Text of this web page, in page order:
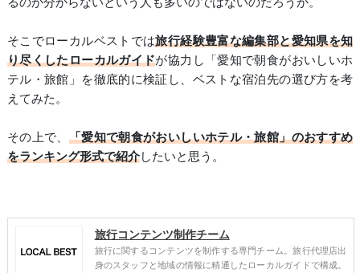
そこでローカルベストでは旅行経験豊富な編集部と愛知県を知
り尽くしたローカルガイドが協力し「愛知で朝食がおいしいホ
テル・旅館」を徹底的に検証し、ベストな宿泊先の選び方を考
えてみた。
その上で、 「愛知で朝食がおいしいホテル・旅館」のおすすめ
をランキング形式で紹介したいと思う。
旅行コンテンツ制作チーム
旅行に関するコンテンツを制作する専門チーム。旅行代理店出
身のスタッフと地域の情報に精通したローカルガイドで構成。